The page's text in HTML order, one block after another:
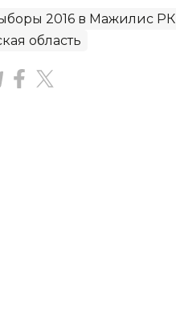
2016 в Мажилис РК
область